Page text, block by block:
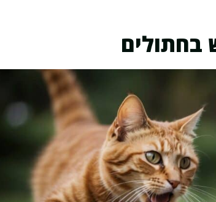
בחתולים